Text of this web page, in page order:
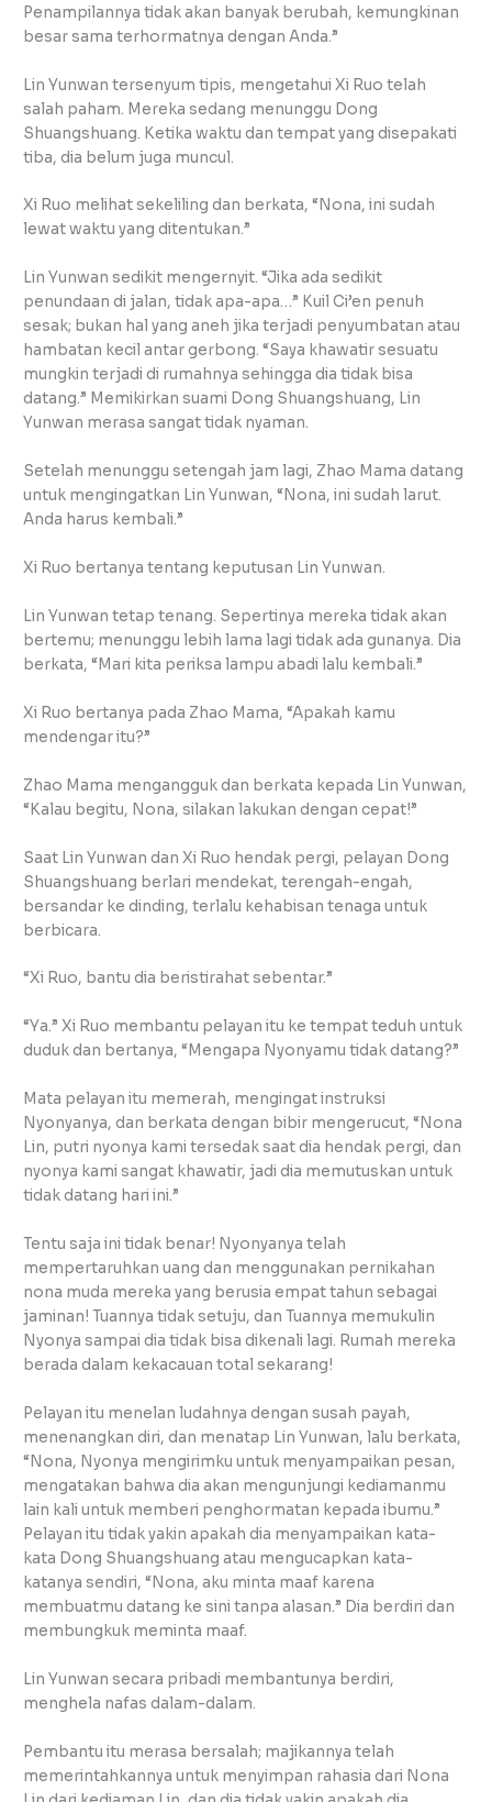
Penampilannya tidak akan banyak berubah, kemungkinan
besar sama terhormatnya dengan Anda.”
Lin Yunwan tersenyum tipis, mengetahui Xi Ruo telah
salah paham. Mereka sedang menunggu Dong
Shuangshuang. Ketika waktu dan tempat yang disepakati
tiba, dia belum juga muncul.
Xi Ruo melihat sekeliling dan berkata, “Nona, ini sudah
lewat waktu yang ditentukan.”
Lin Yunwan sedikit mengernyit. “Jika ada sedikit
penundaan di jalan, tidak apa-apa…” Kuil Ci’en penuh
sesak; bukan hal yang aneh jika terjadi penyumbatan atau
hambatan kecil antar gerbong. “Saya khawatir sesuatu
mungkin terjadi di rumahnya sehingga dia tidak bisa
datang.” Memikirkan suami Dong Shuangshuang, Lin
Yunwan merasa sangat tidak nyaman.
Setelah menunggu setengah jam lagi, Zhao Mama datang
untuk mengingatkan Lin Yunwan, “Nona, ini sudah larut.
Anda harus kembali.”
Xi Ruo bertanya tentang keputusan Lin Yunwan.
Lin Yunwan tetap tenang. Sepertinya mereka tidak akan
bertemu; menunggu lebih lama lagi tidak ada gunanya. Dia
berkata, “Mari kita periksa lampu abadi lalu kembali.”
Xi Ruo bertanya pada Zhao Mama, “Apakah kamu
mendengar itu?”
Zhao Mama mengangguk dan berkata kepada Lin Yunwan,
“Kalau begitu, Nona, silakan lakukan dengan cepat!”
Saat Lin Yunwan dan Xi Ruo hendak pergi, pelayan Dong
Shuangshuang berlari mendekat, terengah-engah,
bersandar ke dinding, terlalu kehabisan tenaga untuk
berbicara.
“Xi Ruo, bantu dia beristirahat sebentar.”
“Ya.” Xi Ruo membantu pelayan itu ke tempat teduh untuk
duduk dan bertanya, “Mengapa Nyonyamu tidak datang?”
Mata pelayan itu memerah, mengingat instruksi
Nyonyanya, dan berkata dengan bibir mengerucut, “Nona
Lin, putri nyonya kami tersedak saat dia hendak pergi, dan
nyonya kami sangat khawatir, jadi dia memutuskan untuk
tidak datang hari ini.”
Tentu saja ini tidak benar! Nyonyanya telah
mempertaruhkan uang dan menggunakan pernikahan
nona muda mereka yang berusia empat tahun sebagai
jaminan! Tuannya tidak setuju, dan Tuannya memukulin
Nyonya sampai dia tidak bisa dikenali lagi. Rumah mereka
berada dalam kekacauan total sekarang!
Pelayan itu menelan ludahnya dengan susah payah,
menenangkan diri, dan menatap Lin Yunwan, lalu berkata,
“Nona, Nyonya mengirimku untuk menyampaikan pesan,
mengatakan bahwa dia akan mengunjungi kediamanmu
lain kali untuk memberi penghormatan kepada ibumu.”
Pelayan itu tidak yakin apakah dia menyampaikan kata-
kata Dong Shuangshuang atau mengucapkan kata-
katanya sendiri, “Nona, aku minta maaf karena
membuatmu datang ke sini tanpa alasan.” Dia berdiri dan
membungkuk meminta maaf.
Lin Yunwan secara pribadi membantunya berdiri,
menghela nafas dalam-dalam.
Pembantu itu merasa bersalah; majikannya telah
memerintahkannya untuk menyimpan rahasia dari Nona